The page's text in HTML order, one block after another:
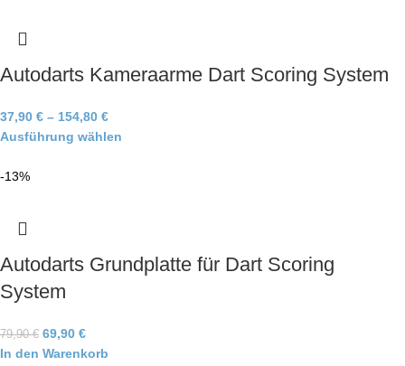
Autodarts Kameraarme Dart Scoring System
37,90 € – 154,80 €
Ausführung wählen
-13%
Autodarts Grundplatte für Dart Scoring
System
79,90€ 69,90 €
In den Warenkorb